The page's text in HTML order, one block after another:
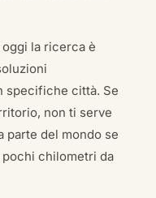
la ricerca è
specifiche città. Se
non ti serve
parte del mondo se
pochi chilometri da